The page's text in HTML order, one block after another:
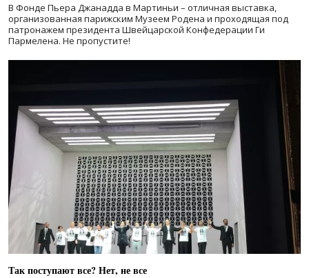
В Фонде Пьера Джанадда в Мартиньи – отличная выставка,
организованная парижским Музеем Родена и проходящая под
патронажем президента Швейцарской Конфедерации Ги
Пармелена. Не пропустите!
Так поступают все? Нет, не все